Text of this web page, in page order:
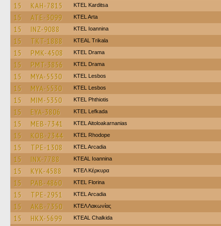
15 KAH-7815 ΚΤΕL Karditsa
15 ATE-3099 KTEL Arta
15 INZ-9088 KTEL Ioannina
15 TKT-1888 KTEAL Trikala
15 PMK-4508 KTEL Drama
15 PMT-3856 KTEL Drama
15 MYA-5530 KTEL Lesbos
15 MYA-5530 KTEL Lesbos
15 MIM-5350 ΚΤΕL Phthiotis
15 EYA-3806 KTEL Lefkada
15 MEB-7341 KTEL Aitoloakarnanias
15 KOB-2344 KTEL Rhodope
15 TPE-1308 KTEL Arcadia
15 INX-7788 KTEAL Ioannina
15 KYK-4588 ΚΤΕΛ Κέρκυρα
15 PAB-4860 KTEL Florina
15 TPE-2951 KTEL Arcadia
15 AKB-7350 ΚΤΕΛ Λακωνίας
15 HKX-5699 KTEAL Chalkida